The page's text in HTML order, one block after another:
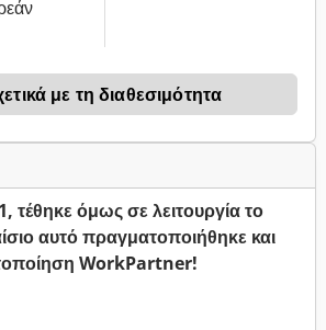
με τη διαθεσιμότητα
τέθηκε όμως σε λειτουργία το
αυτό πραγματοποιήθηκε και
WorkPartner!